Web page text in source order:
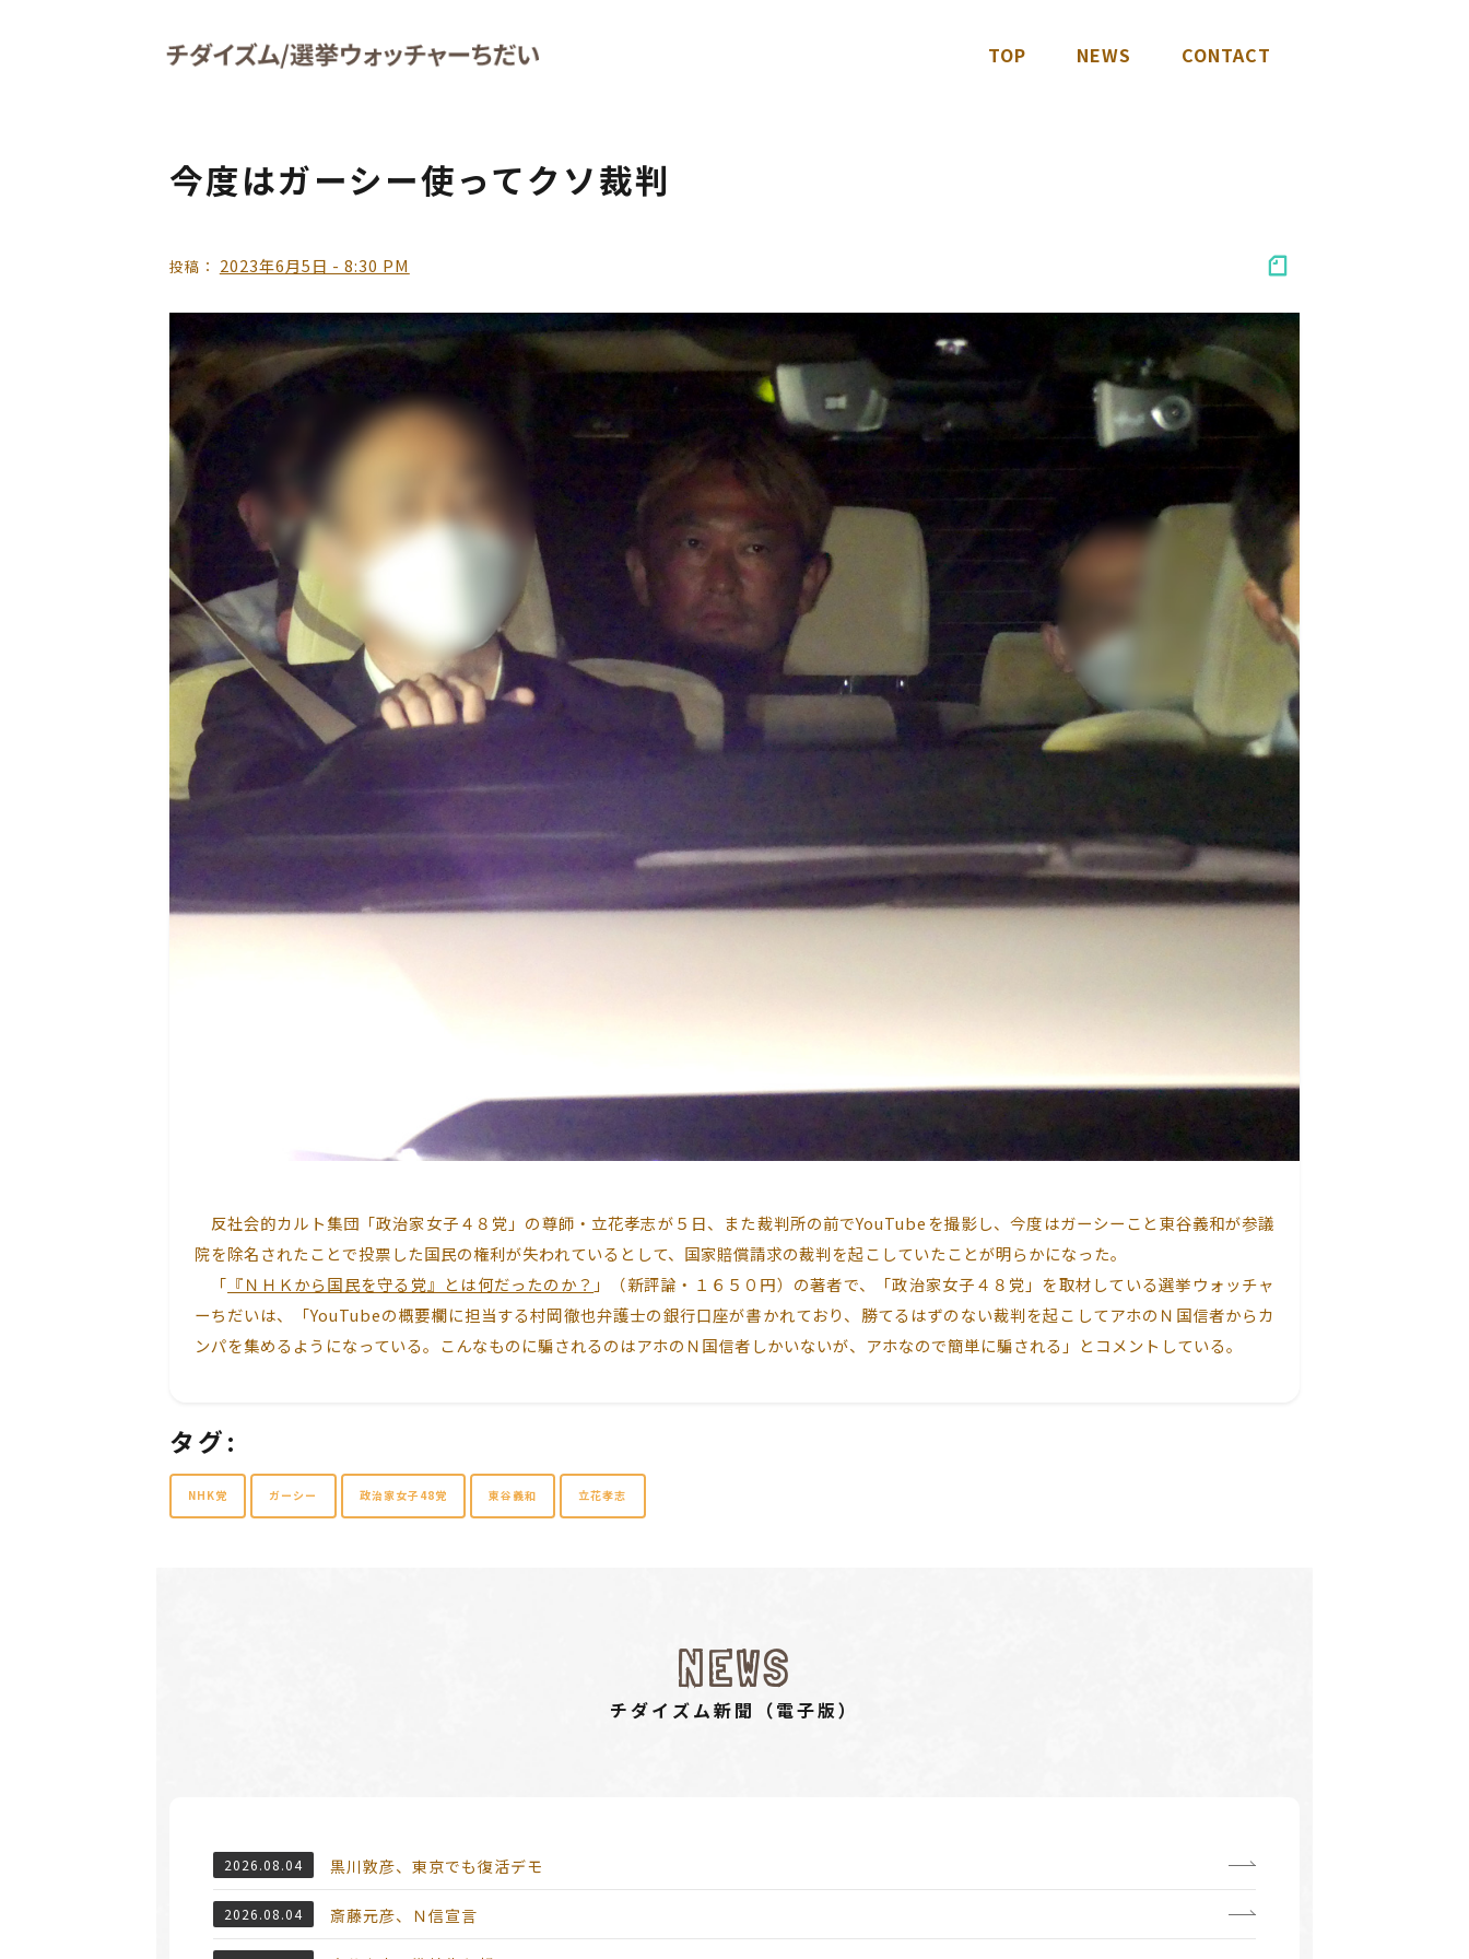
TOP NEWS CONTACT
今度はガーシー使ってクソ裁判
投稿： 2023年6月5日 - 8:30 PM
反社会的カルト集団「政治家女子４８党」の尊師・立花孝志が５日、また裁判所の前でYouTubeを撮影し、今度はガーシーこと東谷義和が参議
院を除名されたことで投票した国民の権利が失われているとして、国家賠償請求の裁判を起こしていたことが明らかになった。
「 『ＮＨＫから国民を守る党』とは何だったのか？ 」（新評論・１６５０円）の著者で、「政治家女子４８党」を取材している選挙ウォッチャ
ーちだいは、「YouTubeの概要欄に担当する村岡徹也弁護士の銀行口座が書かれており、勝てるはずのない裁判を起こしてアホのＮ国信者からカ
ンパを集めるようになっている。こんなものに騙されるのはアホのＮ国信者しかいないが、アホなので簡単に騙される」とコメントしている。
タグ:
NHK党 ガーシー 政治家女子48党 東谷義和 立花孝志
NEWS
チダイズム新聞（電⼦版）
2026.08.04 黒川敦彦、東京でも復活デモ
2026.08.04 斎藤元彦、Ｎ信宣言